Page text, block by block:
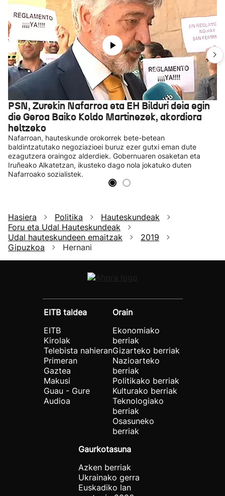
PSN, Zurekin Nafarroa eta EH Bilduri deia egin
die Geroa Baiko Koldo Martinezek, akordiora
heltzeko
Nafarroan, hauteskunde orokorrek bete-betean
baldintzatutako negoziazioei buruz ezer gutxi eman dute
ezagutzera oraingoz alderdiek. Gobernuaren osaketan eta
Iruñeako Alkatetzan, ikusteko dago nola jokatuko duten
Nafarroako sozialistek.
Hasiera Politika
Hauteskundeak
Foru eta Udal Hauteskundeak
Udal hauteskundeen emaitzak
2019
Gipuzkoa
Hernani
EITB taldea
EITB
Kirolak
Telebista nahieran
Primeran
Gaztea
Makusi
Guau - Gure
Audioa
Orain
Ekonomiako
berriak
Gizarteko berriak
Nazioarteko
berriak
Politikako berriak
Kulturako berriak
Teknologiako
berriak
Osasuneko
berriak
Gaurkotasuna
Azken berriak
Ukrainako gerra
Euskadiko lan